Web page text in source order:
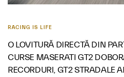
RACING IS LIFE
O LOVITURĂ DIRECTĂ DIN
CURSE MASERATI GT2
RECORDURI, GT2 STRADALE